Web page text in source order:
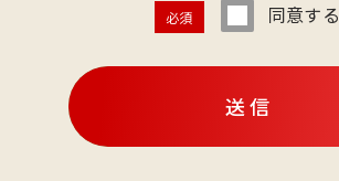
必須 同意する
送 信